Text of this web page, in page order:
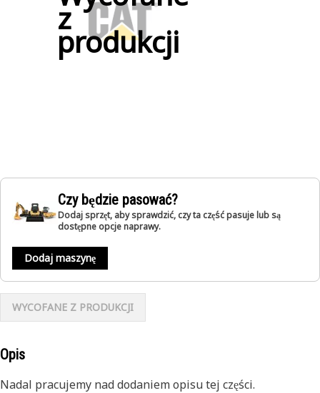
z
produkcji
Czy będzie pasować?
Dodaj sprzęt, aby sprawdzić, czy ta część pasuje lub są
dostępne opcje naprawy.
Dodaj maszynę
WYCOFANE Z PRODUKCJI
Opis
Nadal pracujemy nad dodaniem opisu tej części.